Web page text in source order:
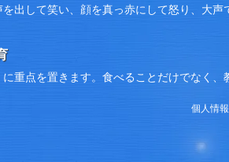
を出して笑い、顔を真っ赤にして怒り、大
に重点を置きます。食べることだけでなく
個人情